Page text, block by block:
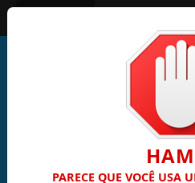
PARECE QUE VOCÊ USA